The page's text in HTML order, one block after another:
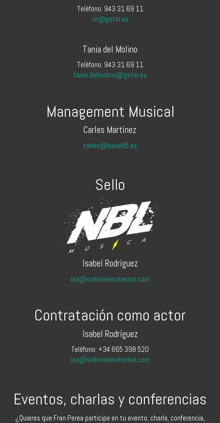
Teléfono: 943 31 69 11
vir@getin.es
Tania del Molino
Teléfono: 943 31 69 11
tania.delmolino@getin.es
Management Musical
Carles Martínez
carles@base85.es
Sello
Isabel Rodríguez
isa@sinfoniaenobemol.com
Contratación como actor
Isabel Rodríguez
Teléfono: +34 665 398 520
isa@sinfoniaenobemol.com
Eventos, charlas y conferencias
¿Quieres que Fran Perea participe en tu evento, charla, conferencia,